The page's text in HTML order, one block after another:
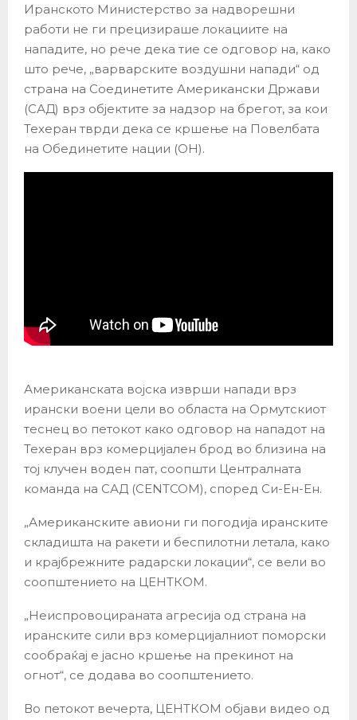
Иранското Министерство за надворешни
работи не ги прецизираше локациите на
нападите, но рече дека тие се одговор на, како
што рече, „варварските воздушни напади“ од
страна на Соединетите Американски Држави
(САД) врз објектите за надзор на брегот, за кои
Техеран тврди дека се кршење на Повелбата
на Обединетите нации (ОН).
Американската војска изврши напади врз
ирански воени цели во областа на Ормутскиот
теснец во петокот како одговор на нападот на
Техеран врз комерцијален брод во близина на
тој клучен воден пат, соопшти Централната
команда на САД (CENTCOM), според Си-Ен-Ен.
„Американските авиони ги погодија иранските
складишта на ракети и беспилотни летала, како
и крајбрежните радарски локации“, се вели во
соопштението на ЦЕНТКОМ.
„Неиспровоцираната агресија од страна на
иранските сили врз комерцијалниот поморски
сообраќај е јасно кршење на прекинот на
огнот“, се додава во соопштението.
Во петокот вечерта, ЦЕНТКОМ објави видео од